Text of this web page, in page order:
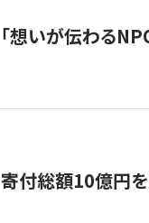
「想いが伝わる
寄付総額10億円